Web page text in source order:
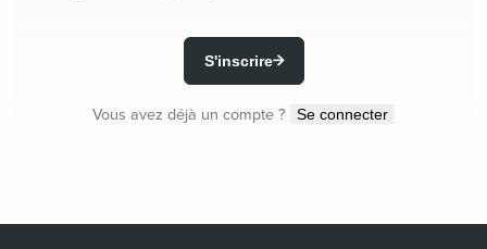
S'inscrire
Vous avez déjà un compte ? Se connecter